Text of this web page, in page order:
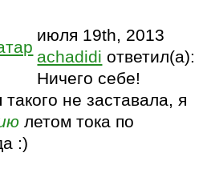
июля 19th, 2013
achadidi ответил(а):
Ничего себе!
не заставала, я
летом тока по
:)